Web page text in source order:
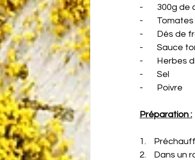
-       300g
-
-       Dés
-       Sauce
-
-       Sel
-       Poivre
Préparation :
1.
2.    Dans